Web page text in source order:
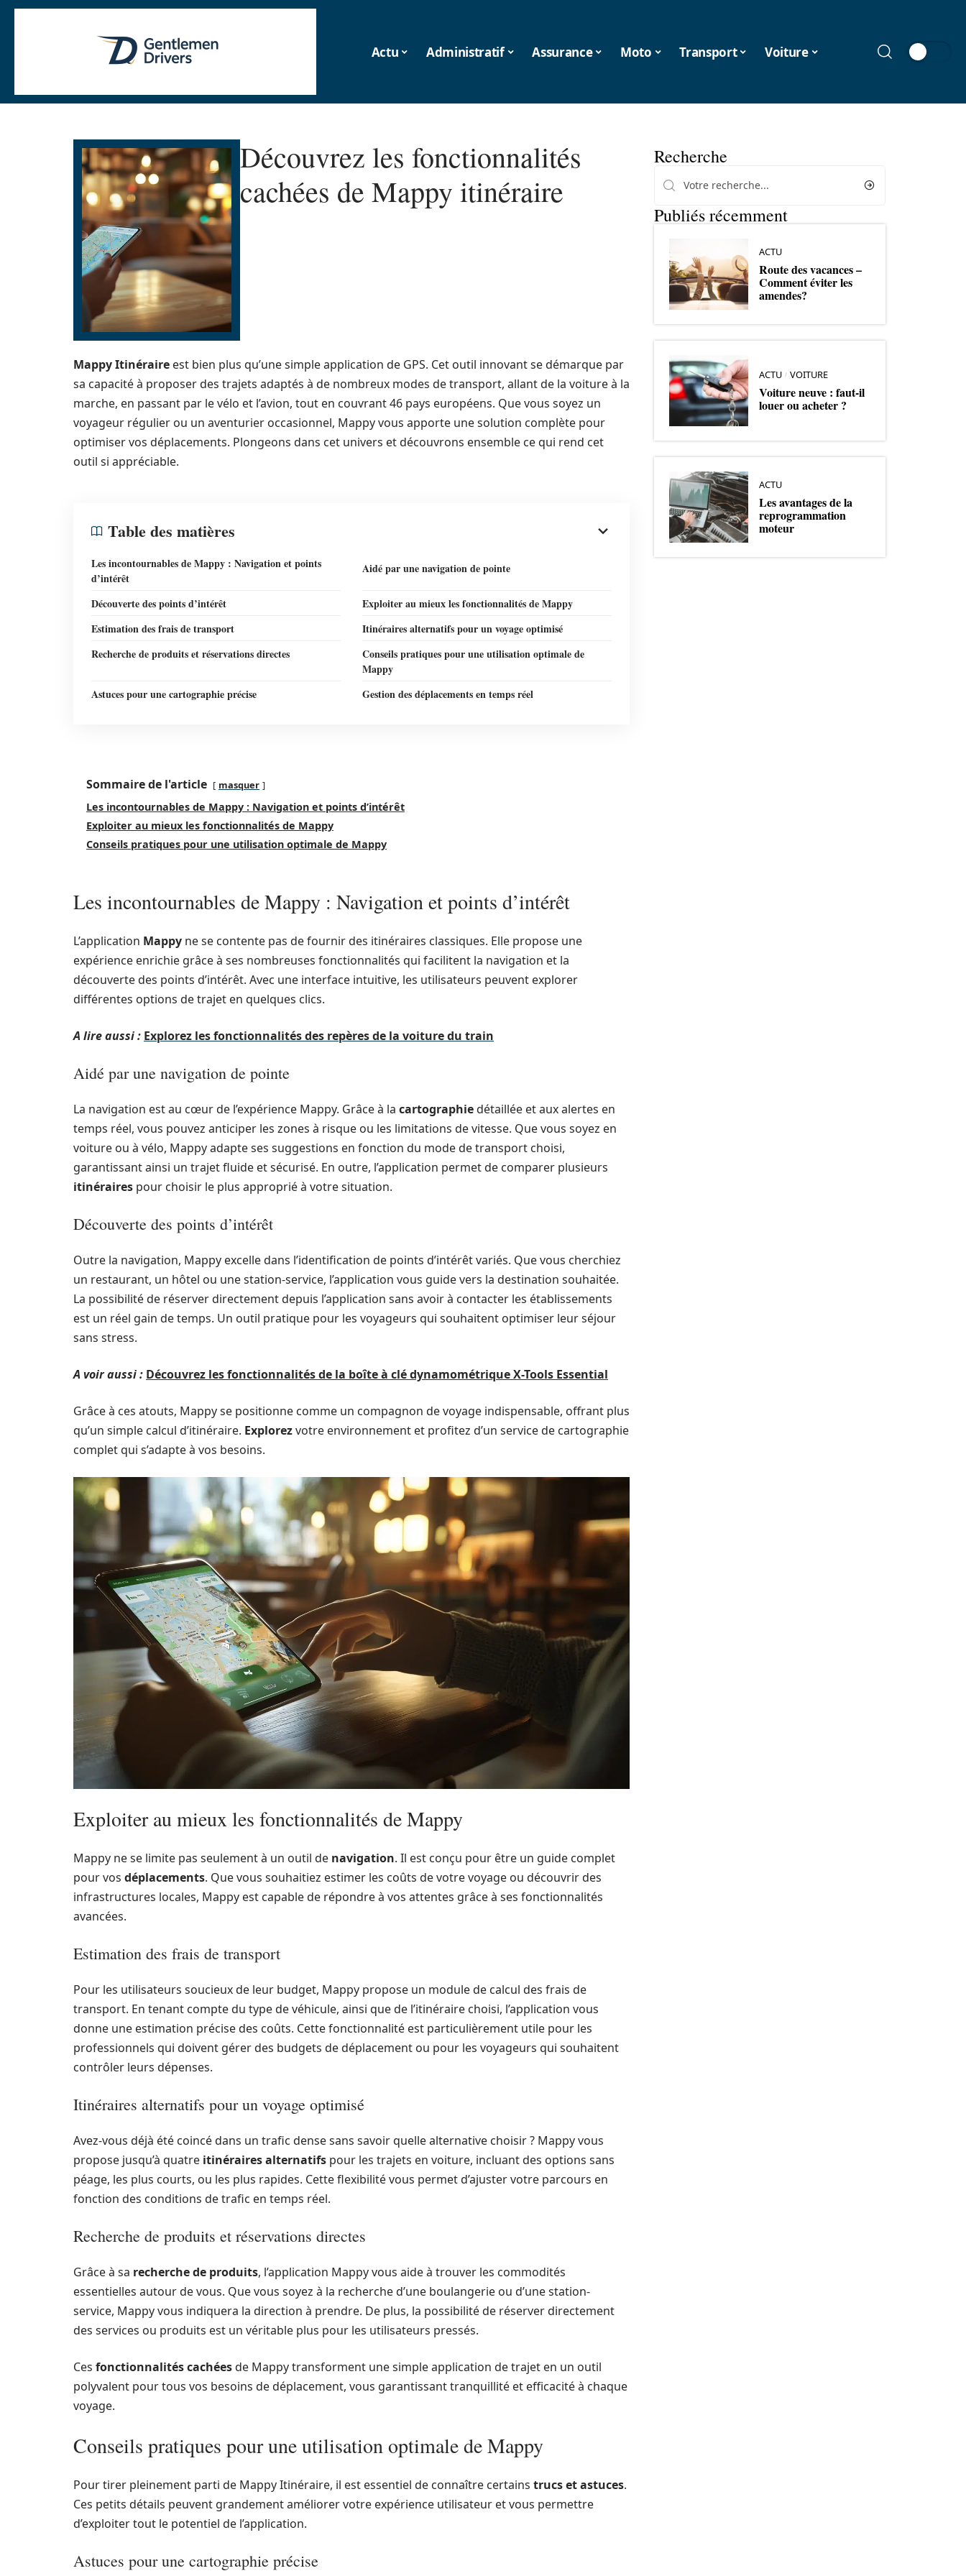
Actu Administratif Assurance Moto Transport Voiture
Découvrez les fonctionnalités
cachées de Mappy itinéraire
Mappy Itinéraire est bien plus qu’une simple application de GPS. Cet outil innovant se démarque par
sa capacité à proposer des trajets adaptés à de nombreux modes de transport, allant de la voiture à la
marche, en passant par le vélo et l’avion, tout en couvrant 46 pays européens. Que vous soyez un
voyageur régulier ou un aventurier occasionnel, Mappy vous apporte une solution complète pour
optimiser vos déplacements. Plongeons dans cet univers et découvrons ensemble ce qui rend cet
outil si appréciable.
Table des matières
Les incontournables de Mappy : Navigation et points
d’intérêt
Aidé par une navigation de pointe
Découverte des points d’intérêt
Exploiter au mieux les fonctionnalités de Mappy
Estimation des frais de transport
Itinéraires alternatifs pour un voyage optimisé
Recherche de produits et réservations directes
Conseils pratiques pour une utilisation optimale de
Mappy
Astuces pour une cartographie précise
Gestion des déplacements en temps réel
Sommaire de l'article masquer
Les incontournables de Mappy : Navigation et points d’intérêt
Exploiter au mieux les fonctionnalités de Mappy
Conseils pratiques pour une utilisation optimale de Mappy
Les incontournables de Mappy : Navigation et points d’intérêt
L’application Mappy ne se contente pas de fournir des itinéraires classiques. Elle propose une
expérience enrichie grâce à ses nombreuses fonctionnalités qui facilitent la navigation et la
découverte des points d’intérêt. Avec une interface intuitive, les utilisateurs peuvent explorer
différentes options de trajet en quelques clics.
A lire aussi : Explorez les fonctionnalités des repères de la voiture du train
Aidé par une navigation de pointe
La navigation est au cœur de l’expérience Mappy. Grâce à la cartographiedétaillée et aux alertes en
temps réel, vous pouvez anticiper les zones à risque ou les limitations de vitesse. Que vous soyez en
voiture ou à vélo, Mappy adapte ses suggestions en fonction du mode de transport choisi,
garantissant ainsi un trajet fluide et sécurisé. En outre, l’application permet de comparer plusieurs
itinéraires pour choisir le plus approprié à votre situation.
Découverte des points d’intérêt
Outre la navigation, Mappy excelle dans l’identification de points d’intérêt variés. Que vous cherchiez
un restaurant, un hôtel ou une station-service, l’application vous guide vers la destination souhaitée.
La possibilité de réserver directement depuis l’application sans avoir à contacter les établissements
est un réel gain de temps. Un outil pratique pour les voyageurs qui souhaitent optimiser leur séjour
sans stress.
A voir aussi : Découvrez les fonctionnalités de la boîte à clé dynamométrique X-Tools Essential
Grâce à ces atouts, Mappy se positionne comme un compagnon de voyage indispensable, offrant plus
qu’un simple calcul d’itinéraire. Explorezvotre environnement et profitez d’un service de cartographie
complet qui s’adapte à vos besoins.
Exploiter au mieux les fonctionnalités de Mappy
Mappy ne se limite pas seulement à un outil de navigation. Il est conçu pour être un guide complet
pour vos déplacements. Que vous souhaitiez estimer les coûts de votre voyage ou découvrir des
infrastructures locales, Mappy est capable de répondre à vos attentes grâce à ses fonctionnalités
avancées.
Estimation des frais de transport
Pour les utilisateurs soucieux de leur budget, Mappy propose un module de calcul des frais de
transport. En tenant compte du type de véhicule, ainsi que de l’itinéraire choisi, l’application vous
donne une estimation précise des coûts. Cette fonctionnalité est particulièrement utile pour les
professionnels qui doivent gérer des budgets de déplacement ou pour les voyageurs qui souhaitent
contrôler leurs dépenses.
Itinéraires alternatifs pour un voyage optimisé
Avez-vous déjà été coincé dans un trafic dense sans savoir quelle alternative choisir ? Mappy vous
propose jusqu’à quatre itinéraires alternatifs pour les trajets en voiture, incluant des options sans
péage, les plus courts, ou les plus rapides. Cette flexibilité vous permet d’ajuster votre parcours en
fonction des conditions de trafic en temps réel.
Recherche de produits et réservations directes
Grâce à sa recherche de produits, l’application Mappy vous aide à trouver les commodités
essentielles autour de vous. Que vous soyez à la recherche d’une boulangerie ou d’une station-
service, Mappy vous indiquera la direction à prendre. De plus, la possibilité de réserver directement
des services ou produits est un véritable plus pour les utilisateurs pressés.
Ces fonctionnalités cachéesde Mappy transforment une simple application de trajet en un outil
polyvalent pour tous vos besoins de déplacement, vous garantissant tranquillité et efficacité à chaque
voyage.
Conseils pratiques pour une utilisation optimale de Mappy
Pour tirer pleinement parti de Mappy Itinéraire, il est essentiel de connaître certains trucs et astuces.
Ces petits détails peuvent grandement améliorer votre expérience utilisateur et vous permettre
d’exploiter tout le potentiel de l’application.
Astuces pour une cartographie précise
Recherche
Publiés récemment
ACTU
Route des vacances –
Comment éviter les
amendes?
ACTU VOITURE
Voiture neuve : faut-il
louer ou acheter ?
ACTU
Les avantages de la
reprogrammation
moteur